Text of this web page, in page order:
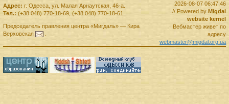
2026-08-07 06:47:46
// Powered by Migdal
website kernel
Вебмастер живет по
адресу
webmaster@migdal.org.ua
Адрес: г. Одесса, ул. Малая Арнаутская, 46-а.
Тел.: (+38 048) 770-18-69, (+38 048) 770-18-61.
Председатель правленияцентра «Мигдаль»— Кира
Верховская
.